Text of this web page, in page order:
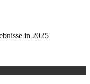
in 2025